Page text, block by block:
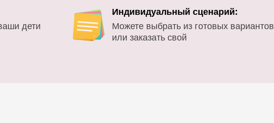
дети
Индивидуальный сценарий:
Можете выбрать из готовых вариантов
или заказать свой